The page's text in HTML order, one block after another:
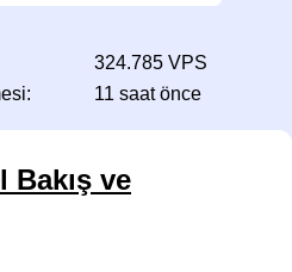
324.785 VPS
11 saat önce
Bakış ve